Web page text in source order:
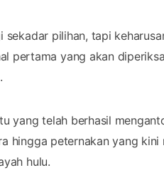
pilihan, tapi
pertama yang akan
yang telah berhasil
hingga peternakan yang kini
hulu.